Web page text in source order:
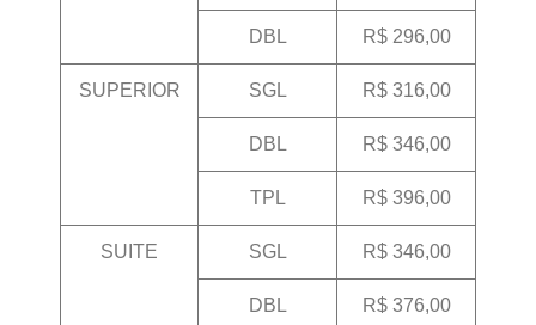
DBL R$ 296,00
SUPERIOR SGL R$ 316,00
DBL R$ 346,00
TPL R$ 396,00
SUITE SGL R$ 346,00
DBL R$ 376,00